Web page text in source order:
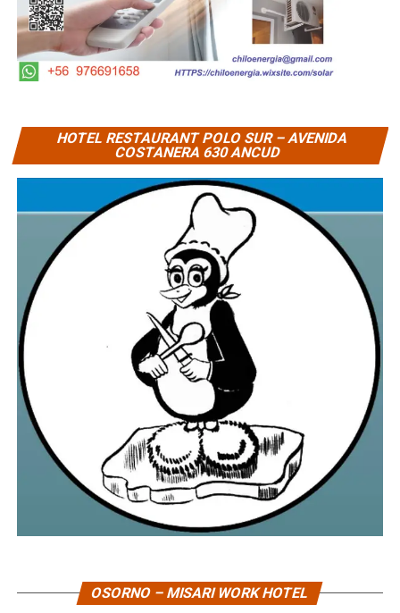
HOTEL RESTAURANT POLO SUR – AVENIDA
COSTANERA 630 ANCUD
OSORNO – MISARI WORK HOTEL